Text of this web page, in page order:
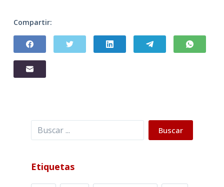
Compartir:
Buscar Buscar
Etiquetas